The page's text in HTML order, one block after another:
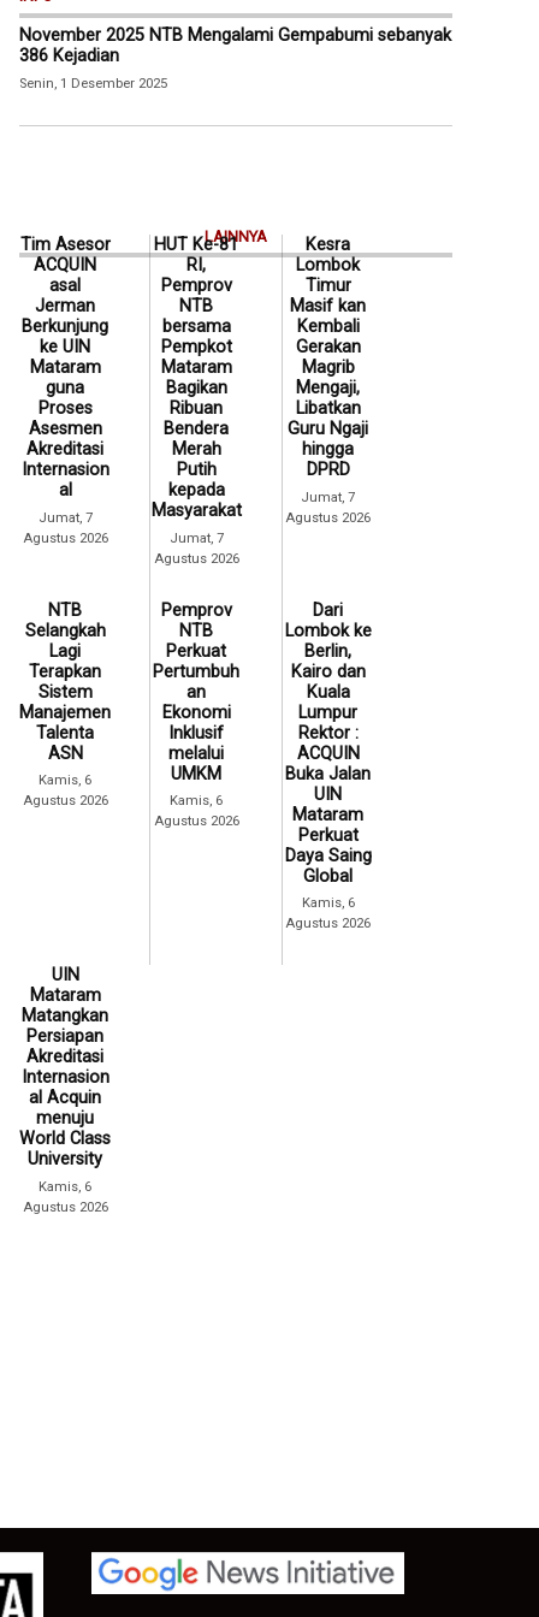
November 2025 NTB Mengalami Gempabumi sebanyak
386 Kejadian
Senin, 1 Desember 2025
LAINNYA
Tim Asesor
ACQUIN
asal
Jerman
Berkunjung
ke UIN
Mataram
guna
Proses
Asesmen
Akreditasi
Internasion
al
Jumat, 7
Agustus 2026
HUT Ke-81
RI,
Pemprov
NTB
bersama
Pempkot
Mataram
Bagikan
Ribuan
Bendera
Merah
Putih
kepada
Masyarakat
Jumat, 7
Agustus 2026
Kesra
Lombok
Timur
Masif kan
Kembali
Gerakan
Magrib
Mengaji,
Libatkan
Guru Ngaji
hingga
DPRD
Jumat, 7
Agustus 2026
NTB
Selangkah
Lagi
Terapkan
Sistem
Manajemen
Talenta
ASN
Kamis, 6
Agustus 2026
Pemprov
NTB
Perkuat
Pertumbuh
an
Ekonomi
Inklusif
melalui
UMKM
Kamis, 6
Agustus 2026
Dari
Lombok ke
Berlin,
Kairo dan
Kuala
Lumpur
Rektor :
ACQUIN
Buka Jalan
UIN
Mataram
Perkuat
Daya Saing
Global
Kamis, 6
Agustus 2026
UIN
Mataram
Matangkan
Persiapan
Akreditasi
Internasion
al Acquin
menuju
World Class
University
Kamis, 6
Agustus 2026